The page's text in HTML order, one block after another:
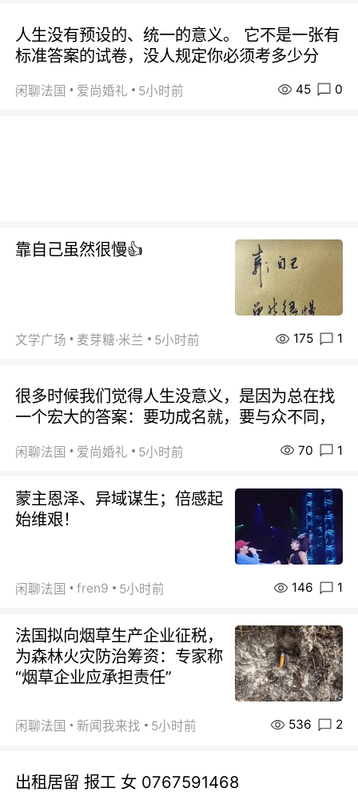
人生没有预设的、统一的意义。 它不是一张有
标准答案的试卷，没人规定你必须考多少分
闲聊法国 爱尚婚礼 5小时前 45 0
靠自己虽然很慢👍
文学广场 麦芽糖·米兰 5小时前 175 1
很多时候我们觉得人生没意义，是因为总在找
一个宏大的答案：要功成名就，要与众不同，
闲聊法国 爱尚婚礼 5小时前 70 1
蒙主恩泽、异域谋生；倍感起
始维艰！
闲聊法国 fren9 5小时前 146 1
法国拟向烟草生产企业征税，
为森林火灾防治筹资：专家称
“烟草企业应承担责任”
闲聊法国 新闻我来找 5小时前 536 2
出租居留 报工 女 0767591468